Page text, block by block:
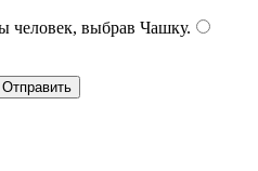
человек, выбрав Чашку.